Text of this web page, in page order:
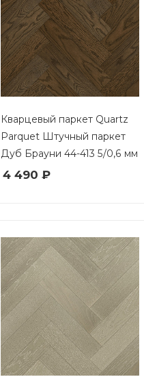
Кварцевый паркет Quartz
Parquet Штучный паркет
Дуб Брауни 44-413 5/0,6 мм
4 490 ₽